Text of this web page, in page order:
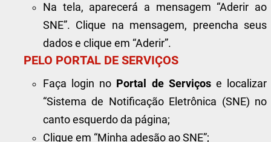
Na tela, aparecerá a mensagem “Aderir ao
SNE”. Clique na mensagem, preencha seus
dados e clique em “Aderir”.
PELO PORTAL DE SERVIÇOS
Faça login no Portal de Serviçose localizar
“Sistema de Notificação Eletrônica (SNE) no
canto esquerdo da página;
Clique em “Minha adesão ao SNE”;